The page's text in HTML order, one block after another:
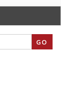
GO